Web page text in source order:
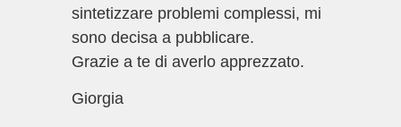
sintetizzare problemi complessi, mi
sono decisa a pubblicare.
Grazie a te di averlo apprezzato.
Giorgia